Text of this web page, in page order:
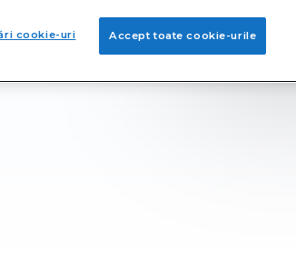
le ai în
Prime
Accept toate cookie-urile
cookie-uri